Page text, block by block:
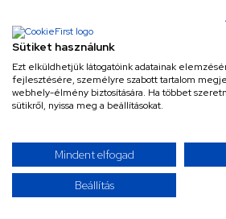
Sütiket használunk
Ezt elküldhetjük látogatóink adatainak
fejlesztésére, személyre szabott tartalom
webhely-élmény biztosítására. Ha többet
sütikről, nyissa meg a beállításokat.
Mindent elfogad
Beállítás
Radír, Rubbie-M, Nebulo
eredeti (gyári) minőség•Cikkszám:
Készleten, külső raktárban, szállítási idő